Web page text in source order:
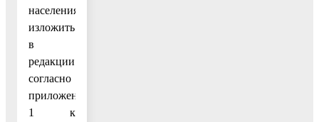
населения»
изложить
в
редакции
согласно
приложению
1 к